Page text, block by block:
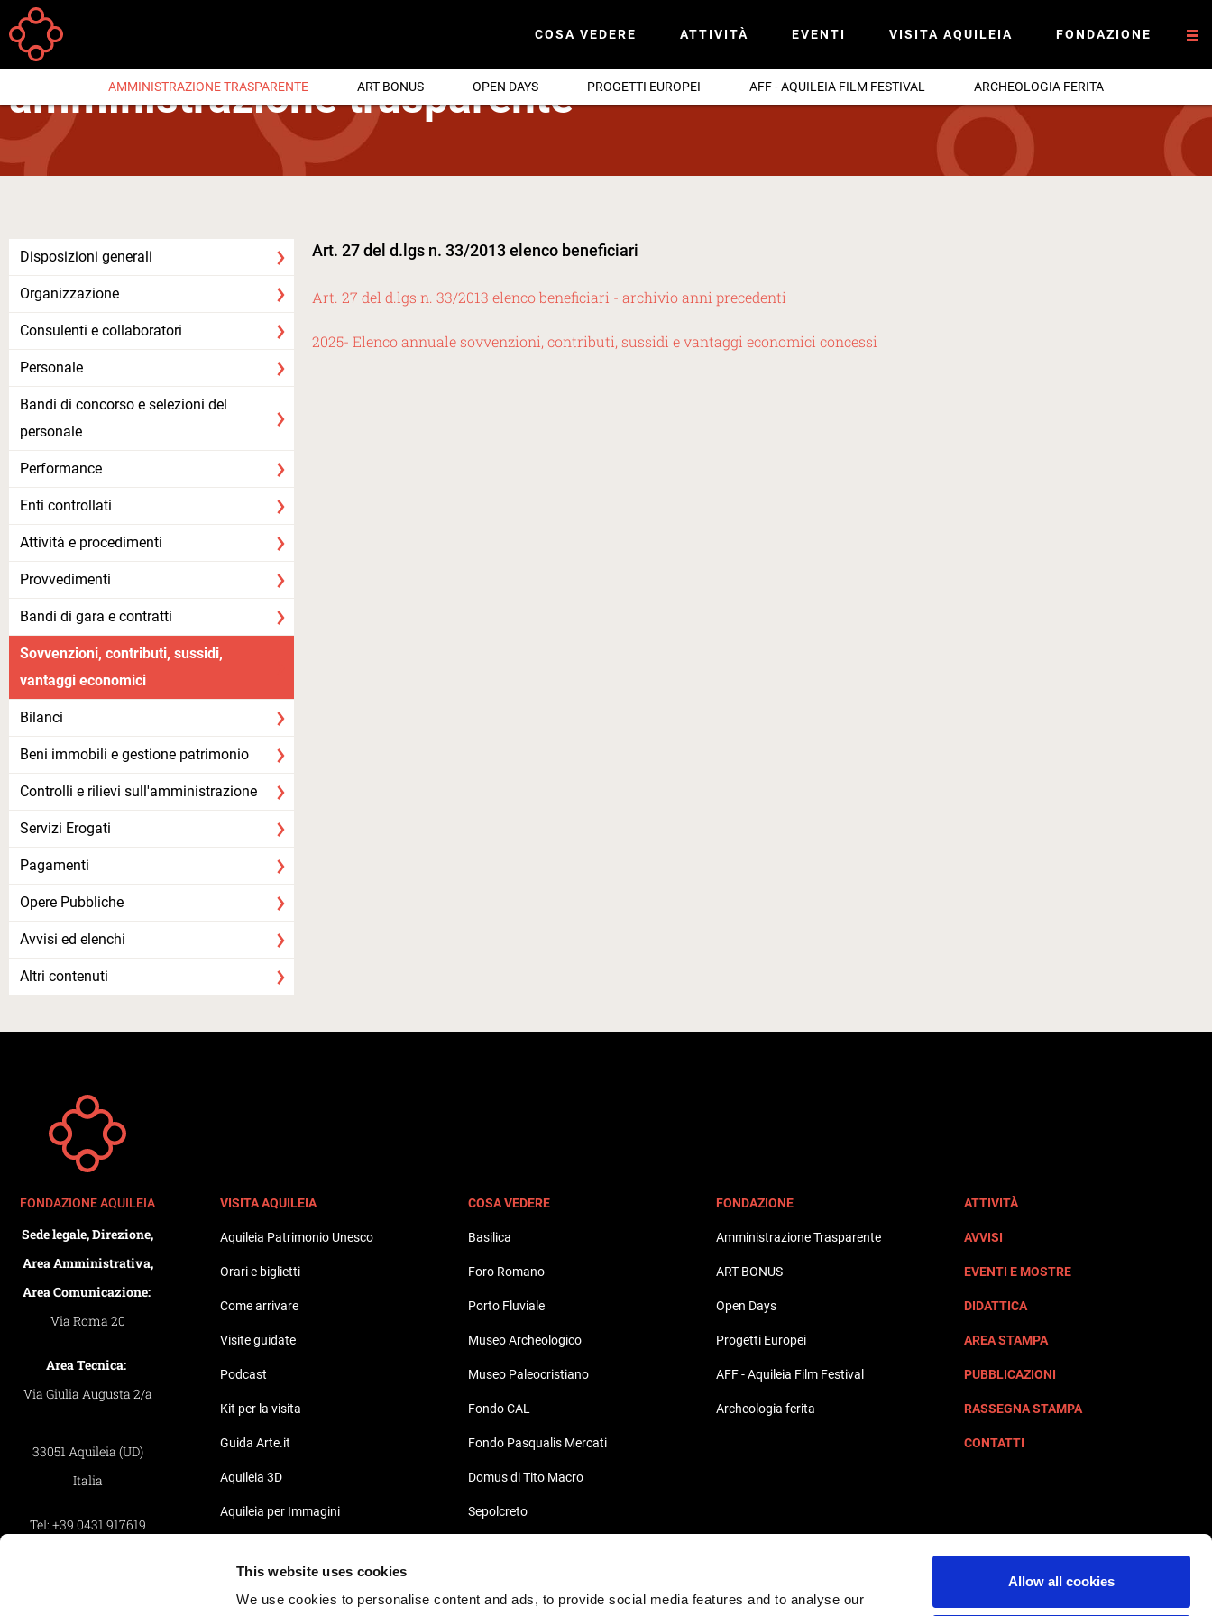
This website uses cookies
We use cookies to personalise content and ads, to provide social media features and to analyse our
Allow all cookies
Salta al contenuto principale
COSA VEDERE ATTIVITÀ EVENTI VISITA AQUILEIA FONDAZIONE
AMMINISTRAZIONE TRASPARENTE ART BONUS OPEN DAYS PROGETTI EUROPEI AFF - AQUILEIA FILM FESTIVAL ARCHEOLOGIA FERITA
Your
are
Home Fondazione
amministrazione trasparente
Art. 27 del d.lgs n. 33/2013 elenco beneficiari
Art. 27 del d.lgs n. 33/2013 elenco beneficiari - archivio anni precedenti
2025- Elenco annuale sovvenzioni, contributi, sussidi e vantaggi economici concessi
Disposizioni generali
Organizzazione
Consulenti e collaboratori
Personale
Bandi di concorso e selezioni del
personale
Performance
Enti controllati
Attività e procedimenti
Provvedimenti
Bandi di gara e contratti
Sovvenzioni, contributi, sussidi,
vantaggi economici
Bilanci
Beni immobili e gestione patrimonio
Controlli e rilievi sull'amministrazione
Servizi Erogati
Pagamenti
Opere Pubbliche
Avvisi ed elenchi
Altri contenuti
VISITA AQUILEIA
Aquileia Patrimonio Unesco
Orari e biglietti
Come arrivare
Visite guidate
Podcast
Kit per la visita
Guida Arte.it
Aquileia 3D
Aquileia per Immagini
COSA VEDERE
Basilica
Foro Romano
Porto Fluviale
Museo Archeologico
Museo Paleocristiano
Fondo CAL
Fondo Pasqualis Mercati
Domus di Tito Macro
Sepolcreto
FONDAZIONE
Amministrazione Trasparente
ART BONUS
Open Days
Progetti Europei
AFF - Aquileia Film Festival
Archeologia ferita
ATTIVITÀ
AVVISI
EVENTI E MOSTRE
DIDATTICA
AREA STAMPA
PUBBLICAZIONI
RASSEGNA STAMPA
CONTATTI
FONDAZIONE AQUILEIA
Sede legale, Direzione,
Area Amministrativa,
Area Comunicazione:
Via Roma 20
Area Tecnica:
Via Giulia Augusta 2/a
33051 Aquileia (UD)
Italia
Tel: +39 0431 917619